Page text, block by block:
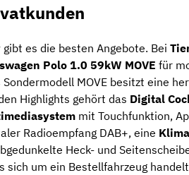
gibt es die besten Angebote. Bei
Polo 1.0 59kW MOVE für
MOVE besitzt eine
Highlights gehört das Digital
mit Touchfunktion,
Radioempfang DAB+, eine
Heck- und
sich um ein Bestellfahrzeug